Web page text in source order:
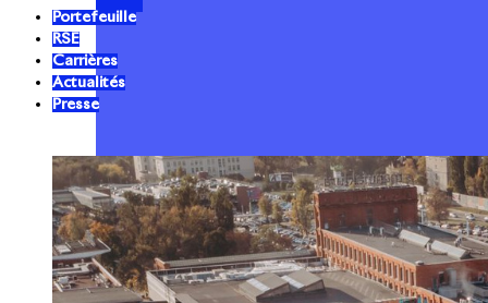
Portefeuille
RSE
Carrières
Actualités
Presse